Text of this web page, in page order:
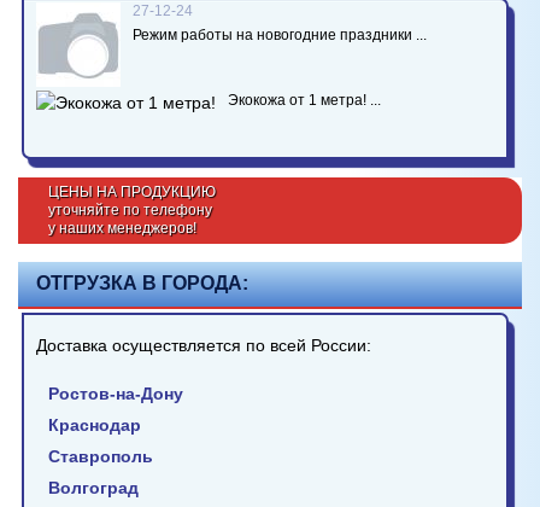
27-12-24
Режим работы на новогодние праздники ...
Экокожа от 1 метра! ...
ЦЕНЫ НА ПРОДУКЦИЮ
уточняйте по телефону
у наших менеджеров!
ОТГРУЗКА В ГОРОДА:
Доставка осуществляется по всей России:
Ростов-на-Дону
Краснодар
Ставрополь
Волгоград